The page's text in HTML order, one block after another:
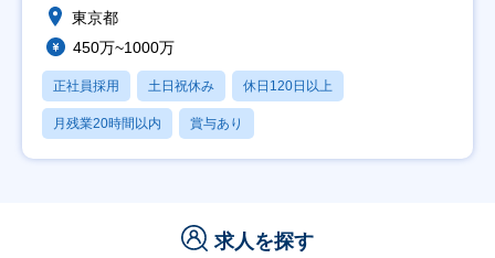
東京都
450万~1000万
正社員採用 土日祝休み 休日120日以上
月残業20時間以内 賞与あり
求人を探す